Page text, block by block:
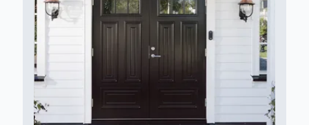
betyr at døren holder bedre på varmen.
Markedsstandarden for U-verdi er mellom 0,7 og
1,4
Garanti
Leveres med 10 års formgaranti. På innadslående
dører gis det ingen formgaranti.